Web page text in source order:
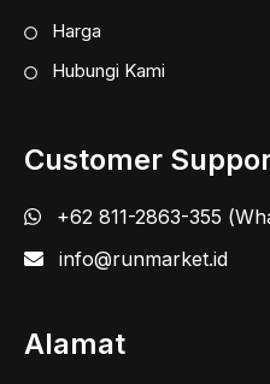
Harga
Hubungi Kami
Customer
+62 811-2863-355
info@runmarket.id
Alamat